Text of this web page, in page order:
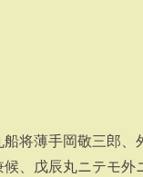
将薄手岡敬三郎、
、戊辰丸ニテモ外